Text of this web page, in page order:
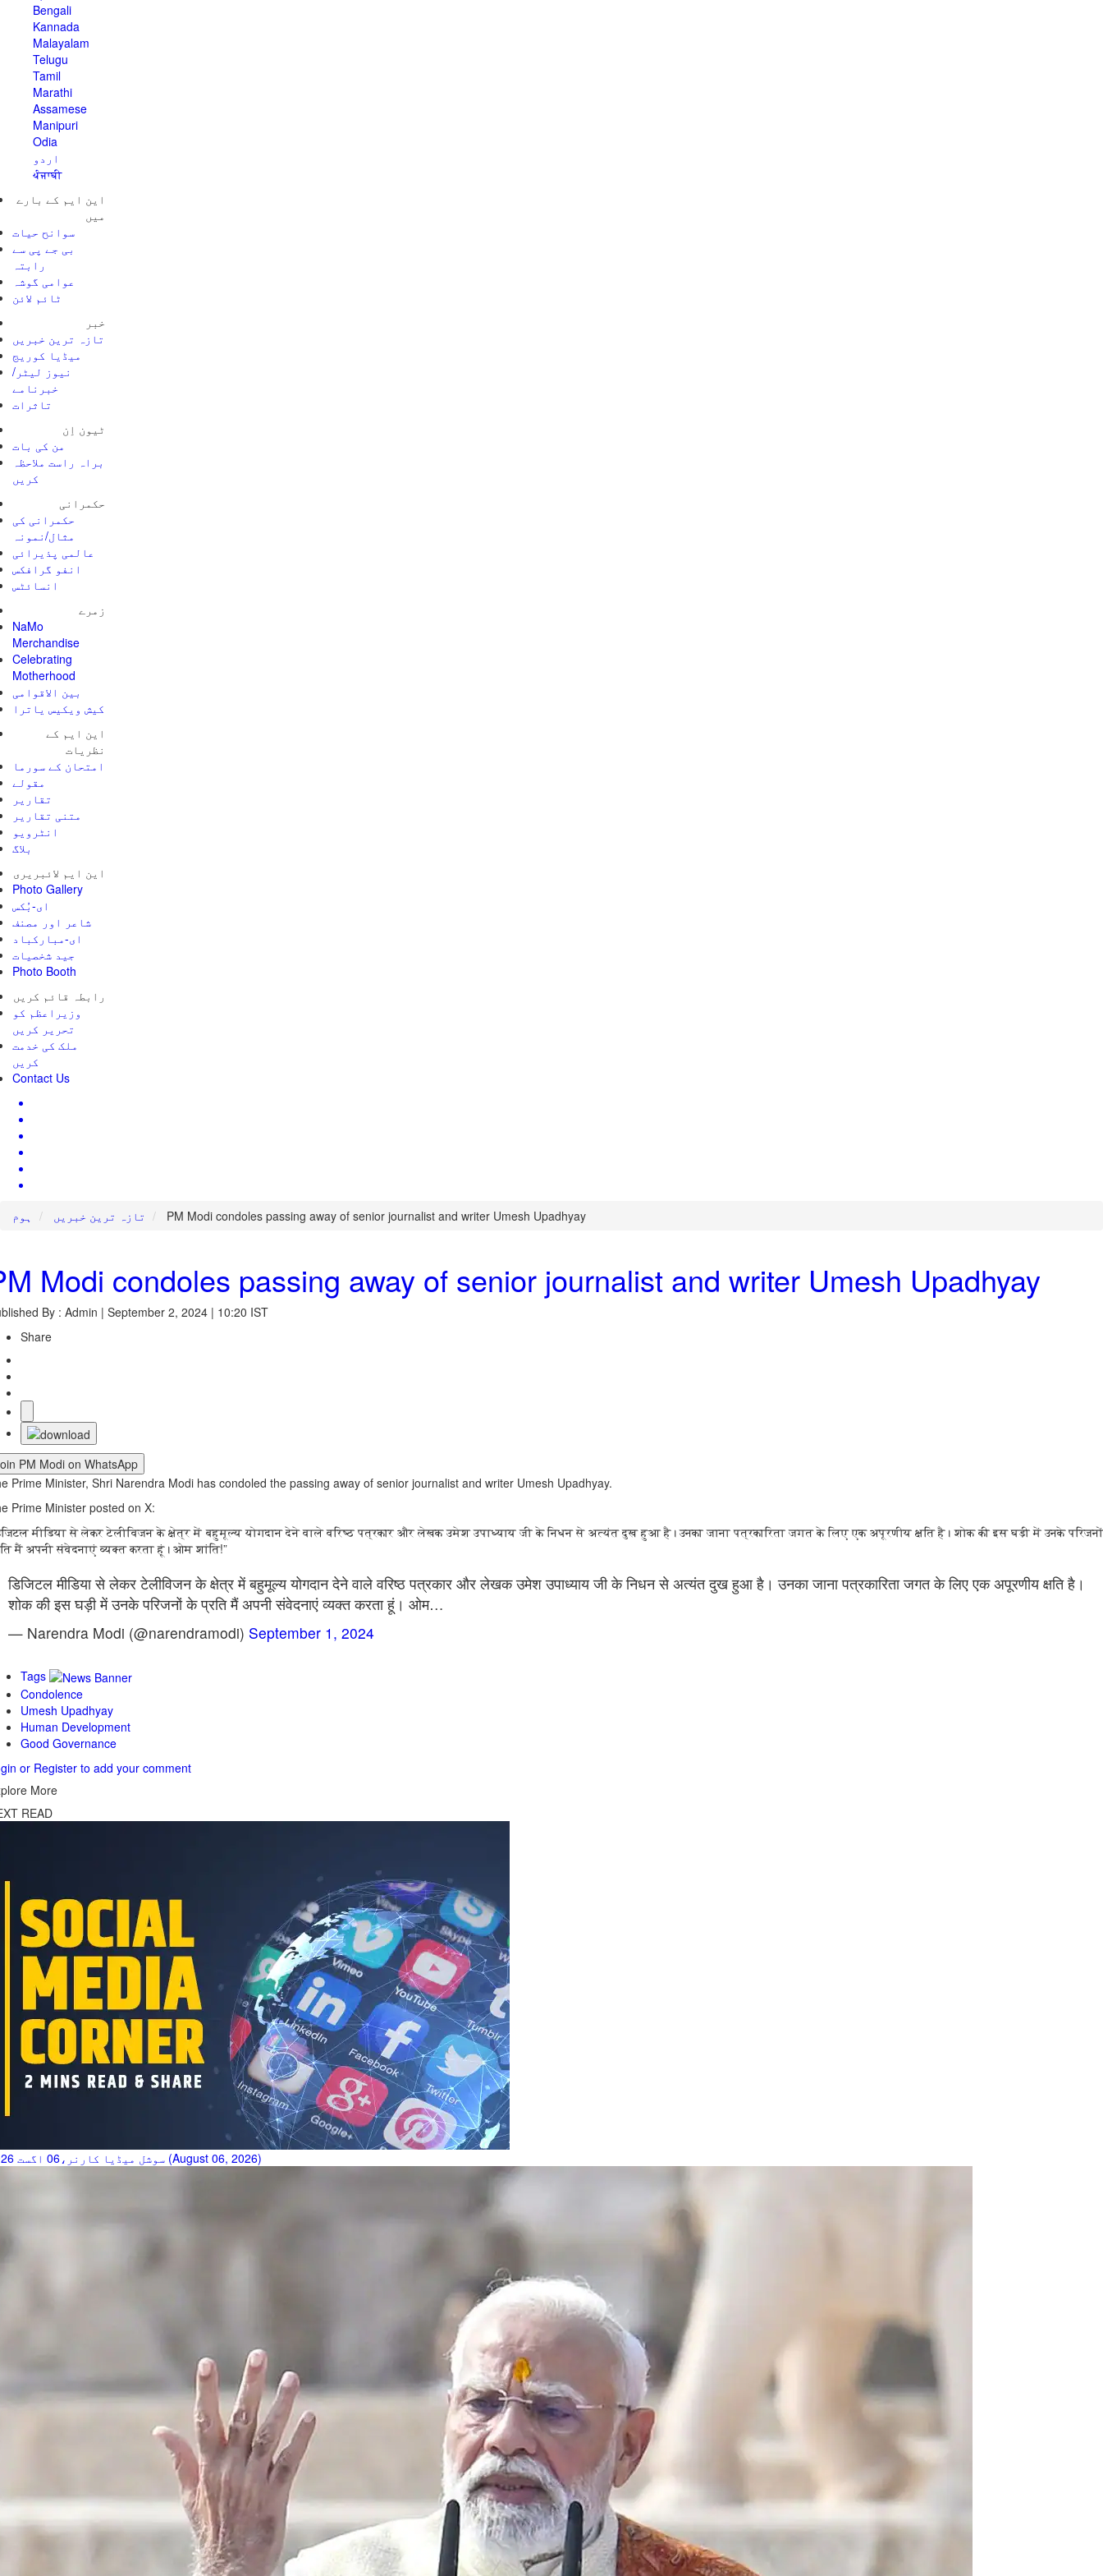
Bengali
Kannada
Malayalam
Telugu
Tamil
Marathi
Assamese
Manipuri
Odia
اردو
ਪੰਜਾਬੀ
این ایم کے بارے
میں
سوانح حیات
بی جے پی سے
رابتہ
عوامی گوشہ
ٹائم لائن
خبر
تازہ ترین خبریں
میڈیا کوریج
نیوز لیٹر/
خبرنامے
تاثرات
ٹیون اِن
من کی بات
براہ راست ملاحظہ
کریں
حکمرانی
حکمرانی کی
مثال/نمونہ
عالمی پذیرائی
انفو گرافکس
انسائٹس
زمرے
NaMo
Merchandise
Celebrating
Motherhood
بین الاقوامی
کیش ویکیس یاترا
این ایم کے
نظریات
امتحان کے سورما
مقولے
تقاریر
متنی تقاریر
انٹرویو
بلاگ
این ایم لائبریری
Photo Gallery
ای-بُکس
شاعر اور مصنف
ای-مبارکباد
جید شخصیات
Photo Booth
رابطہ قائم کریں
وزیراعظم کو
تحریر کریں
ملک کی خدمت
کریں
Contact Us
ہوم تازہ ترین خبریں PM Modi condoles passing away of senior journalist and writer Umesh Upadhyay
Modi condoles passing away of senior journalist and writer Umesh Upadhyay
By : Admin | September 2, 2024 | 10:20 IST
Share
PM Modi on WhatsApp
Prime Minister, Shri Narendra Modi has condoled the passing away of senior journalist and writer Umesh Upadhyay.
Prime Minister posted on X:
मीडिया से लेकर टेलीविजन के क्षेत्र में बहुमूल्य योगदान देने वाले वरिष्ठ पत्रकार और लेखक उमेश उपाध्याय जी के निधन से अत्यंत दुख हुआ है। उनका जाना पत्रकारिता जगत के लिए एक अपूरणीय क्षति है। शोक की इस घड़ी में उनके
मैं अपनी संवेदनाएं व्यक्त करता हूं। ओम शांति!”
डिजिटल मीडिया से लेकर टेलीविजन के क्षेत्र में बहुमूल्य योगदान देने वाले वरिष्ठ पत्रकार और लेखक उमेश उपाध्याय जी के निधन से अत्यंत दुख हुआ है। उनका जाना पत्रकारिता जगत के लिए एक अपूरणीय क्षति है।
शोक की इस घड़ी में उनके परिजनों के प्रति मैं अपनी संवेदनाएं व्यक्त करता हूं। ओम…
— Narendra Modi (@narendramodi) September 1, 2024
Tags
Condolence
Umesh Upadhyay
Human Development
Good Governance
or Register to add your comment
More
READ
سوشل میڈیا کارنر،06 اگست 2026 (August 06, 2026)